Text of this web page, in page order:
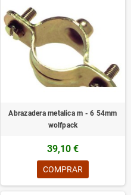
Abrazadera metalica m - 6 54mm
wolfpack
39,10 €
COMPRAR